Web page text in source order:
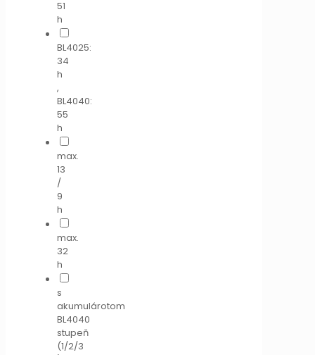
51
h
BL4025:
34
h
,
BL4040:
55
h
max.
13
/
9
h
max.
32
h
s
akumulárotom
BL4040
stupeň
(1/2/3